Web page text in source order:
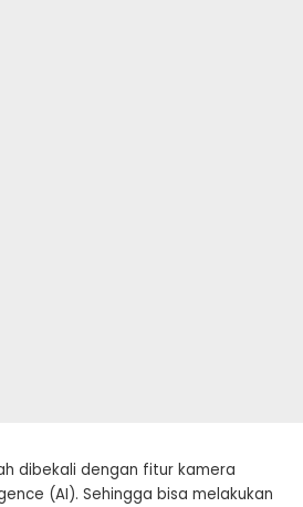
dibekali dengan fitur kamera
(AI). Sehingga bisa melakukan